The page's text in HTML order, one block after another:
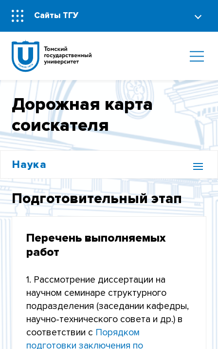
Сайты ТГУ
Дорожная карта
соискателя
Наука
НАУЧНО-АТТЕСТАЦИОННЫЙ КОМИТЕТ
ЛОКАЛЬНЫЕ АКТЫ
РЕГУЛИРОВАНИЕ ДЕЯТЕЛЬНОСТИ
ДИССОВЕТОВ
ТРЕБОВАНИЯ К СОИСКАТЕЛЯМ И
ДИССЕРТАЦИИ
ПЕРЕЧЕНЬ РЕЦЕНЗИРУЕМЫХ ЖУРНАЛОВ И
ИЗДАНИЙ
ДИССЕРТАЦИОННЫЕ СОВЕТЫ НИ ТГУ
Подготовительный этап
Перечень выполняемых
работ
1. Рассмотрение диссертации на
научном семинаре структурного
подразделения (заседании кафедры,
научно-технического совета и др.) в
соответствии с Порядком
подготовки заключения по